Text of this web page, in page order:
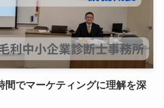
間でマーケティングに理解を深